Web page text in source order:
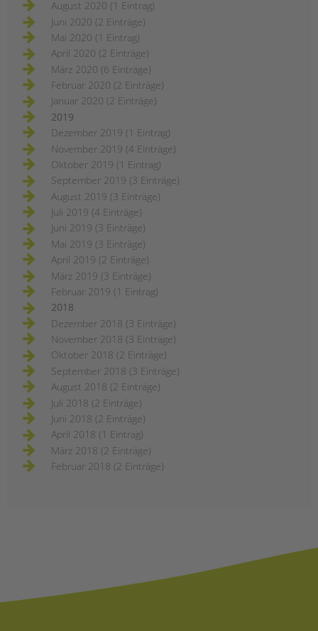
August 2020 (1 Eintrag)
Juni 2020 (2 Einträge)
Mai 2020 (1 Eintrag)
April 2020 (2 Einträge)
März 2020 (6 Einträge)
Februar 2020 (2 Einträge)
Januar 2020 (2 Einträge)
2019
Dezember 2019 (1 Eintrag)
November 2019 (4 Einträge)
Oktober 2019 (1 Eintrag)
September 2019 (3 Einträge)
August 2019 (3 Einträge)
Juli 2019 (4 Einträge)
Juni 2019 (3 Einträge)
Mai 2019 (3 Einträge)
April 2019 (2 Einträge)
März 2019 (3 Einträge)
Februar 2019 (1 Eintrag)
2018
Dezember 2018 (3 Einträge)
November 2018 (3 Einträge)
Oktober 2018 (2 Einträge)
September 2018 (3 Einträge)
August 2018 (2 Einträge)
Juli 2018 (2 Einträge)
Juni 2018 (2 Einträge)
April 2018 (1 Eintrag)
März 2018 (2 Einträge)
Februar 2018 (2 Einträge)